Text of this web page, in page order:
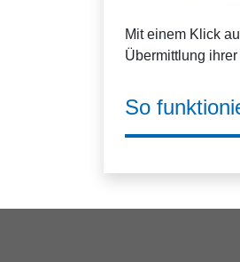
Mit einem Klick
Übermittlung
So